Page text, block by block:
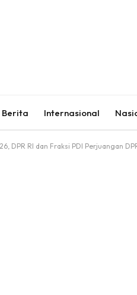
Berita Internasional
DPR RI dan Fraksi PDI Perjuangan